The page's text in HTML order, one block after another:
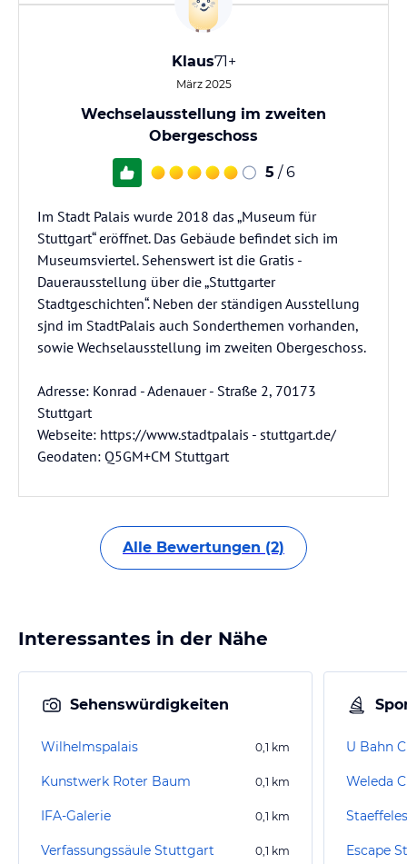
Klaus71+
März 2025
Wechselausstellung im zweiten
Obergeschoss
5 / 6
Im Stadt Palais wurde 2018 das „Museum für
Stuttgart“ eröffnet. Das Gebäude befindet sich im
Museumsviertel. Sehenswert ist die Gratis -
Dauerausstellung über die „Stuttgarter
Stadtgeschichten“. Neben der ständigen Ausstellung
sjnd im StadtPalais auch Sonderthemen vorhanden,
sowie Wechselausstellung im zweiten Obergeschoss.
Adresse: Konrad - Adenauer - Straße 2, 70173
Stuttgart
Webseite: https://www.stadtpalais - stuttgart.de/
Geodaten: Q5GM+CM Stuttgart
Alle Bewertungen (2)
Interessantes in der Nähe
Sehenswürdigkeiten
Wilhelmspalais 0,1 km
Kunstwerk Roter Baum 0,1 km
IFA-Galerie 0,1 km
Verfassungssäule Stuttgart 0,1 km
U Bahn
Weleda
Escape